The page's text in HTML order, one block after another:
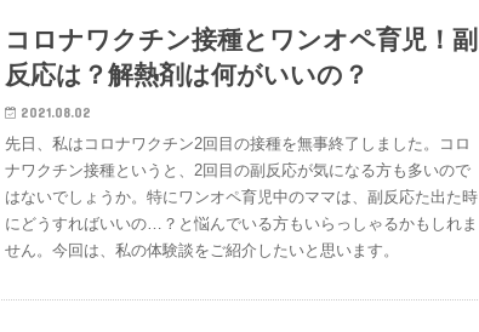
コロナワクチン接種とワンオペ育児！副
反応は？解熱剤は何がいいの？
2021.08.02
先日、私はコロナワクチン2回目の接種を無事終了しました。コロ
ナワクチン接種というと、2回目の副反応が気になる方も多いので
はないでしょうか。特にワンオペ育児中のママは、副反応た出た時
にどうすればいいの…？と悩んでいる方もいらっしゃるかもしれま
せん。今回は、私の体験談をご紹介したいと思います。